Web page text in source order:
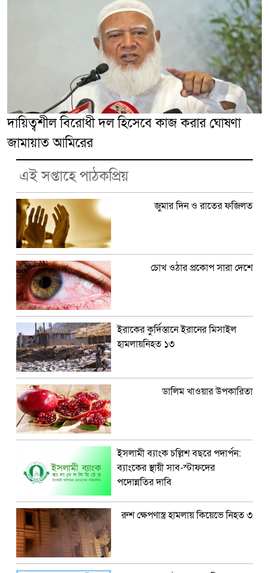
দায়িত্বশীল বিরোধী দল হিসেবে কাজ করার ঘোষণা
জামায়াত আমিরের
এই সপ্তাহে পাঠকপ্রিয়
জুমার দিন ও রাতের ফজিলত
চোখ ওঠার প্রকোপ সারা দেশে
ইরাকের কুর্দিস্তানে ইরানের মিসাইল
হামলায়নিহত ১৩
ডালিম খাওয়ার উপকারিতা
ইসলামী ব্যাংক চল্লিশ বছরে পদার্পন:
ব্যাংকের স্থায়ী সাব-স্টাফদের
পদোন্নতির দাবি
রুশ ক্ষেপণাস্ত্র হামলায় কিয়েভে নিহত ৩